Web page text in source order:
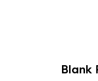
Blank